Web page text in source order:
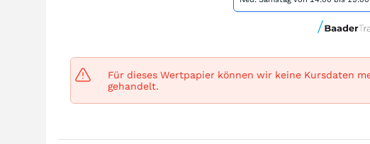
Für dieses Wertpapier können wir keine Kursdaten
gehandelt.